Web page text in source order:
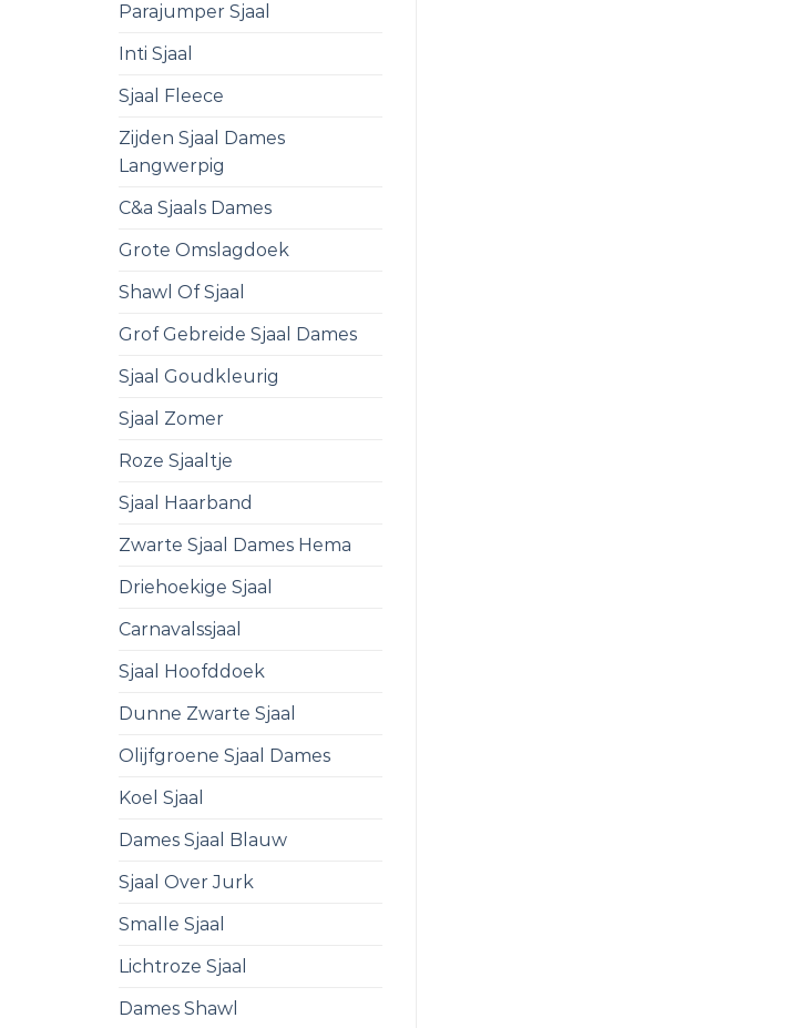
Parajumper Sjaal
Inti Sjaal
Sjaal Fleece
Zijden Sjaal Dames
Langwerpig
C&a Sjaals Dames
Grote Omslagdoek
Shawl Of Sjaal
Grof Gebreide Sjaal Dames
Sjaal Goudkleurig
Sjaal Zomer
Roze Sjaaltje
Sjaal Haarband
Zwarte Sjaal Dames Hema
Driehoekige Sjaal
Carnavalssjaal
Sjaal Hoofddoek
Dunne Zwarte Sjaal
Olijfgroene Sjaal Dames
Koel Sjaal
Dames Sjaal Blauw
Sjaal Over Jurk
Smalle Sjaal
Lichtroze Sjaal
Dames Shawl